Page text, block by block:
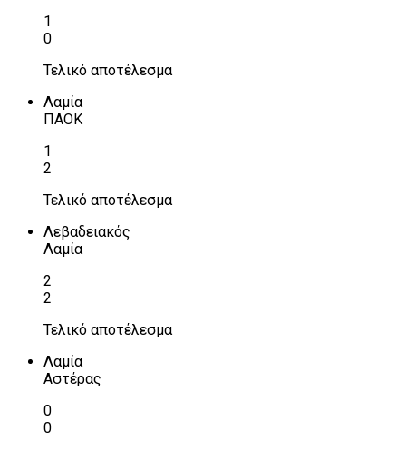
1
0
Τελικό αποτέλεσμα
Λαμία
ΠΑΟΚ
1
2
Τελικό αποτέλεσμα
Λεβαδειακός
Λαμία
2
2
Τελικό αποτέλεσμα
Λαμία
Αστέρας
0
0